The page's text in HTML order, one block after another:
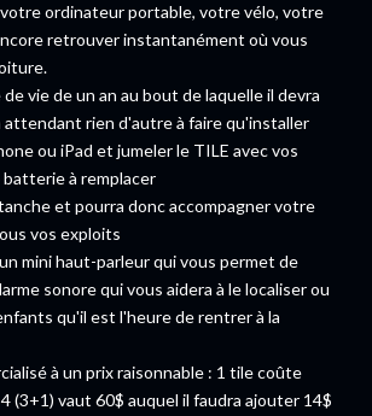
ordinateur portable, votre vélo, votre
retrouver instantanément où vous
vie de un an au bout de laquelle il devra
attendant rien d'autre à faire qu'installer
ou iPad et jumeler le TILE avec vos
batterie à remplacer
et pourra donc accompagner votre
vos exploits
mini haut-parleur qui vous permet de
sonore qui vous aidera à le localiser ou
qu'il est l'heure de rentrer à la
à un prix raisonnable : 1 tile coûte
(3+1) vaut 60$ auquel il faudra ajouter 14$